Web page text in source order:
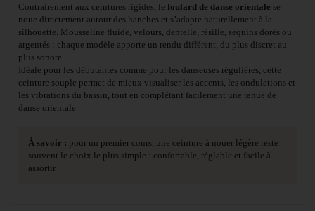
Contrairement aux ceintures rigides, le foulard de danse orientale se
noue directement autour des hanches et s’adapte naturellement à la
silhouette. Mousseline fluide, velours, dentelle, résille, sequins dorés ou
argentés : chaque modèle apporte un rendu différent, du plus discret au
plus sonore.
Idéale pour les débutantes comme pour les danseuses régulières, cette
ceinture souple permet de mieux visualiser les accents, les ondulations et
les vibrations du bassin, tout en complétant facilement une tenue de
danse orientale.
À savoir : pour un premier cours, une ceinture à nouer légère reste
souvent le choix le plus simple : confortable, réglable et facile à
assortir.